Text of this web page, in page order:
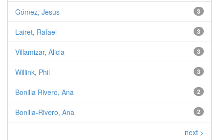
3
Gómez, Jesus
3
Lairet, Rafael
3
Villamizar, Alicia
3
Willink, Phil
2
Bonilla Rivero, Ana
2
Bonilla-Rivero, Ana
next >